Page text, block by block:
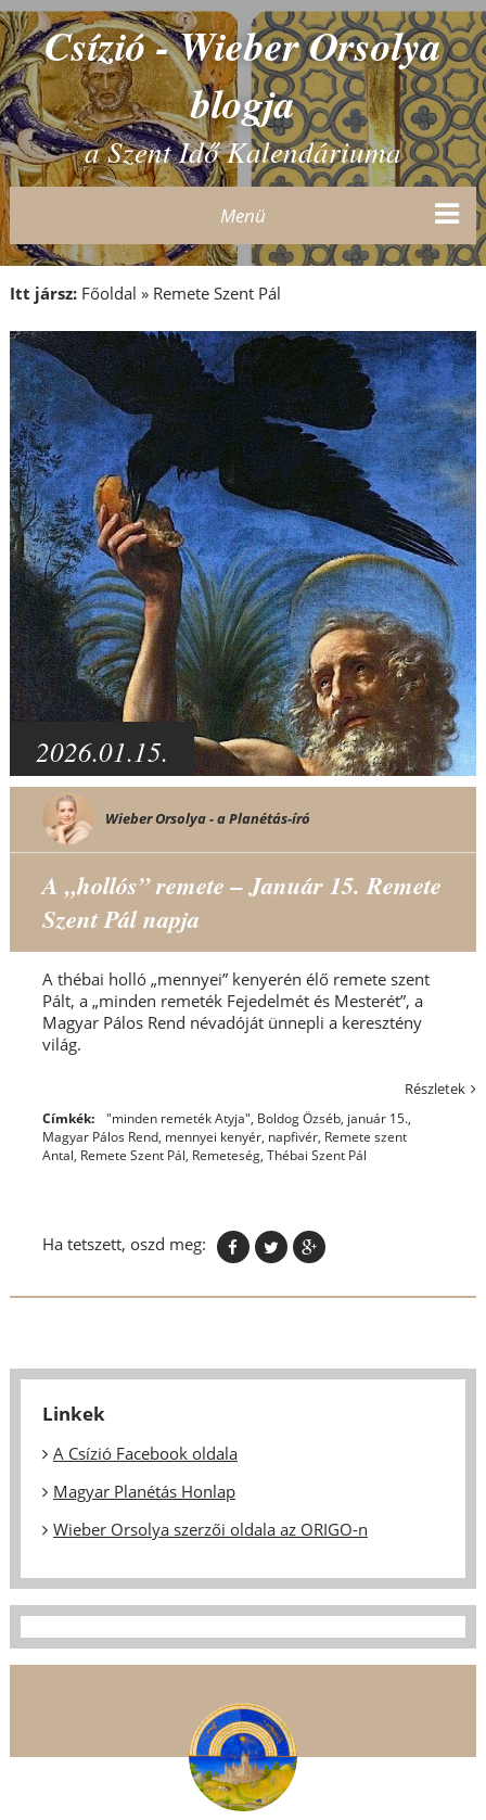
Csízió - Wieber Orsolya
blogja
a Szent Idő Kalendáriuma
Menü
Itt jársz: Főoldal » Remete Szent Pál
2026.01.15.
Wieber Orsolya - a Planétás-író
A „hollós” remete – Január 15. Remete
Szent Pál napja
A thébai holló „mennyei” kenyerén élő remete szent
Pált, a „minden remeték Fejedelmét és Mesterét”, a
Magyar Pálos Rend névadóját ünnepli a keresztény
világ.
Részletek
Címkék: "minden remeték Atyja", Boldog Özséb, január 15.,
Magyar Pálos Rend, mennyei kenyér, napfivér, Remete szent
Antal, Remete Szent Pál, Remeteség, Thébai Szent Pál
Ha tetszett, oszd meg:
Linkek
A Csízió Facebook oldala
Magyar Planétás Honlap
Wieber Orsolya szerzői oldala az ORIGO-n